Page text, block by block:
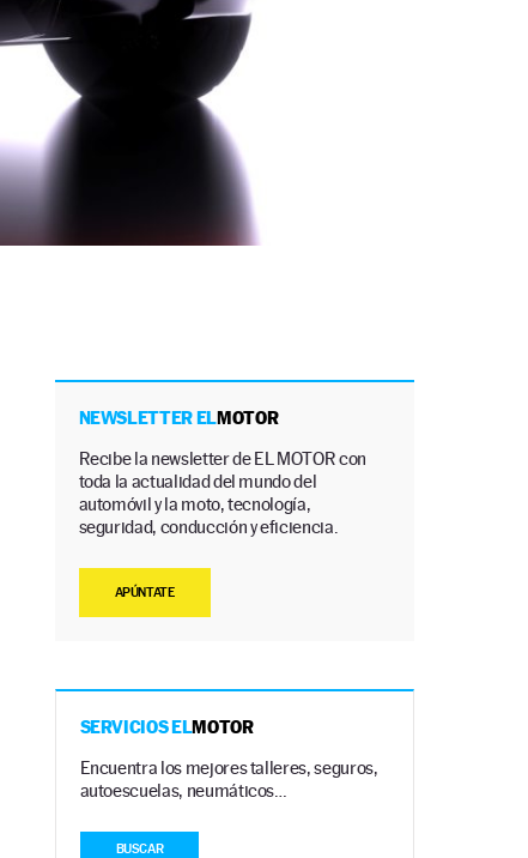
NEWSLETTER ELMOTOR
Recibe la newsletter de EL MOTOR con
toda la actualidad del mundo del
automóvil y la moto, tecnología,
seguridad, conducción y eficiencia.
APÚNTATE
SERVICIOS ELMOTOR
Encuentra los mejores talleres, seguros,
autoescuelas, neumáticos…
BUSCAR